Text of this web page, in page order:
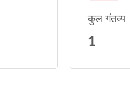
कुल गंतव्य
1